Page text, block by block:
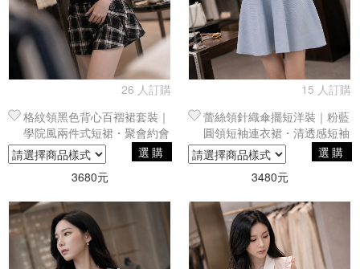
26 人訂購
格紋領黑色背心百褶裙套裝｜
學院風兩件式短裙・聚會約會
日常單品
選購
3680元
15 人訂購
蕾絲領針織傘擺短洋裝｜粉藍
圓領短袖連衣裙・清透感短袖
剪裁
選購
3480元